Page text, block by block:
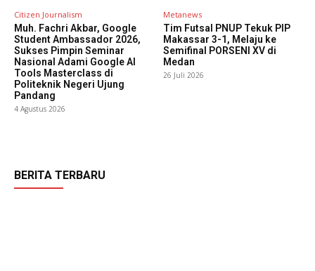
Citizen Journalism
Muh. Fachri Akbar, Google
Student Ambassador 2026,
Sukses Pimpin Seminar
Nasional Adami Google AI
Tools Masterclass di
Politeknik Negeri Ujung
Pandang
4 Agustus 2026
Metanews
Tim Futsal PNUP Tekuk PIP
Makassar 3-1, Melaju ke
Semifinal PORSENI XV di
Medan
26 Juli 2026
BERITA TERBARU